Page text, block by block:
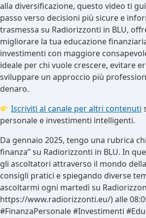
alla diversificazione, questo video ti
passo verso decisioni più sicure e
trasmessa su Radiorizzonti in BLU,
migliorare la tua educazione
investimenti con maggiore
ideale per chi vuole crescere, evitare
sviluppare un approccio più
denaro.
Iscriviti al canale per altri contenuti
personale e investimenti intelligenti.
Da gennaio 2025, tengo una rubrica
finanza” su Radiorizzonti in BLU. In
gli ascoltatori attraverso il mondo
consigli pratici e spiegando diverse
ascoltarmi ogni martedì su
https://www.radiorizzonti.eu/) alle
#FinanzaPersonale #Investimenti